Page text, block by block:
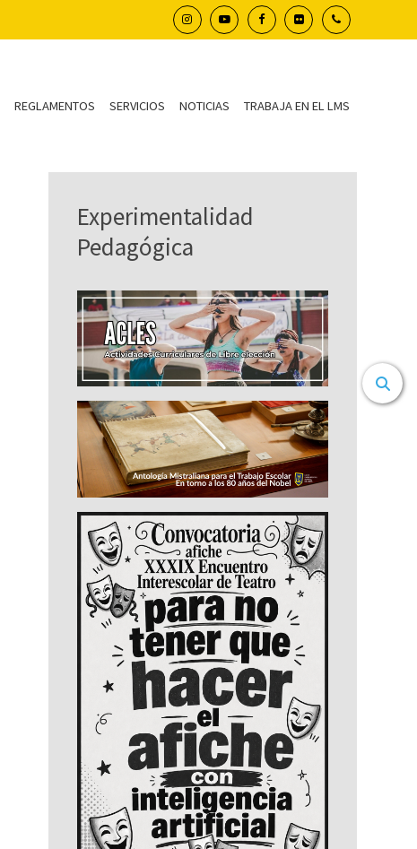
REGLAMENTOS SERVICIOS NOTICIAS TRABAJA EN EL LMS
Experimentalidad
Pedagógica